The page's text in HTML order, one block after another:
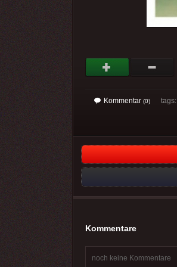
Kommentar (0)
Kommentare
noch keine Kommentare